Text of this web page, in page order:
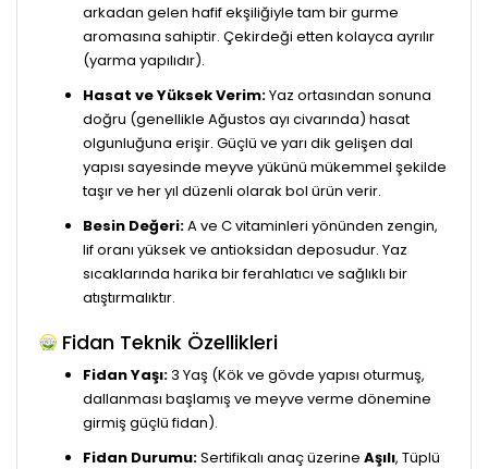
arkadan gelen hafif ekşiliğiyle tam bir gurme
aromasına sahiptir. Çekirdeği etten kolayca ayrılır
(yarma yapılıdır).
Hasat ve Yüksek Verim:Yaz ortasından sonuna
doğru (genellikle Ağustos ayı civarında) hasat
olgunluğuna erişir. Güçlü ve yarı dik gelişen dal
yapısı sayesinde meyve yükünü mükemmel şekilde
taşır ve her yıl düzenli olarak bol ürün verir.
Besin Değeri:A ve C vitaminleri yönünden zengin,
lif oranı yüksek ve antioksidan deposudur. Yaz
sıcaklarında harika bir ferahlatıcı ve sağlıklı bir
atıştırmalıktır.
Fidan Teknik Özellikleri
Fidan Yaşı:3 Yaş (Kök ve gövde yapısı oturmuş,
dallanması başlamış ve meyve verme dönemine
girmiş güçlü fidan).
Fidan Durumu:Sertifikalı anaç üzerine Aşılı, Tüplü